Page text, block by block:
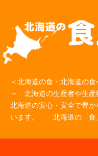
＜北海道の食・北海道の
～ 北海道の生産者や生産
北海道の安心・安全で豊
います。 北海道の「食